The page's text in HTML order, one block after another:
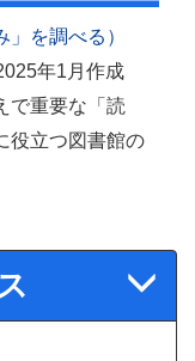
を調べる）
年1月作成
で重要な「読
役立つ図書館の